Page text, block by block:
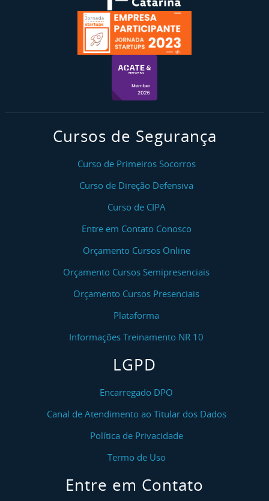
Cursos de Segurança
Curso de Primeiros Socorros
Curso de Direção Defensiva
Curso de CIPA
Entre em Contato Conosco
Orçamento Cursos Online
Orçamento Cursos Semipresenciais
Orçamento Cursos Presenciais
Plataforma
Informações Treinamento NR 10
LGPD
Encarregado DPO
Canal de Atendimento ao Titular dos Dados
Política de Privacidade
Termo de Uso
Entre em Contato